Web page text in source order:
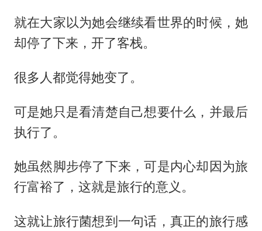
就在大家以为她会继续看世界的时候，她
却停了下来，开了客栈。
很多人都觉得她变了。
可是她只是看清楚自己想要什么，并最后
执行了。
她虽然脚步停了下来，可是内心却因为旅
行富裕了，这就是旅行的意义。
这就让旅行菌想到一句话，真正的旅行感